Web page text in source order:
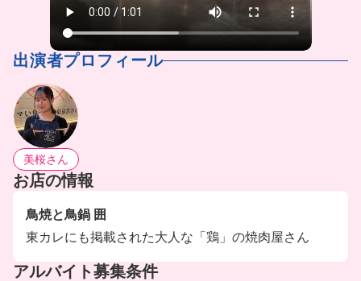
出演者プロフィール
美桜さん
お店の情報
鳥焼と鳥鍋 囲
東カレにも掲載された大人な「鶏」の焼肉屋さん
アルバイト募集条件